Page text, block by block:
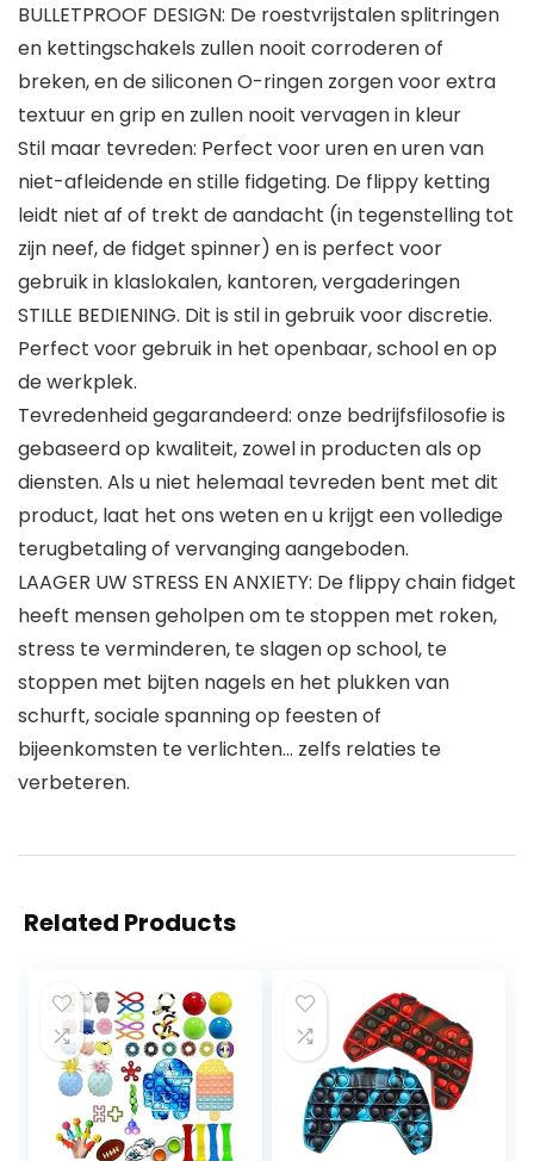
BULLETPROOF DESIGN: De roestvrijstalen splitringen
en kettingschakels zullen nooit corroderen of
breken, en de siliconen O-ringen zorgen voor extra
textuur en grip en zullen nooit vervagen in kleur
Stil maar tevreden: Perfect voor uren en uren van
niet-afleidende en stille fidgeting. De flippy ketting
leidt niet af of trekt de aandacht (in tegenstelling tot
zijn neef, de fidget spinner) en is perfect voor
gebruik in klaslokalen, kantoren, vergaderingen
STILLE BEDIENING. Dit is stil in gebruik voor discretie.
Perfect voor gebruik in het openbaar, school en op
de werkplek.
Tevredenheid gegarandeerd: onze bedrijfsfilosofie is
gebaseerd op kwaliteit, zowel in producten als op
diensten. Als u niet helemaal tevreden bent met dit
product, laat het ons weten en u krijgt een volledige
terugbetaling of vervanging aangeboden.
LAAGER UW STRESS EN ANXIETY: De flippy chain fidget
heeft mensen geholpen om te stoppen met roken,
stress te verminderen, te slagen op school, te
stoppen met bijten nagels en het plukken van
schurft, sociale spanning op feesten of
bijeenkomsten te verlichten… zelfs relaties te
verbeteren.
Related Products